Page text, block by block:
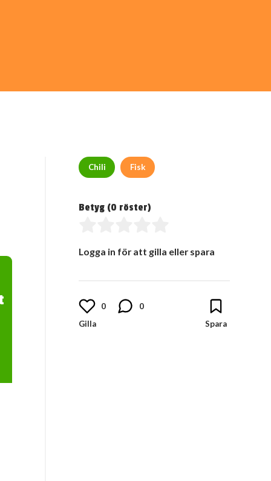
Chili Fisk
Betyg (0 röster)
Logga in för att gilla eller spara
0 0